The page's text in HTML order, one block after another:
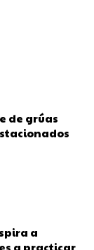
de grúas
a
a practicar